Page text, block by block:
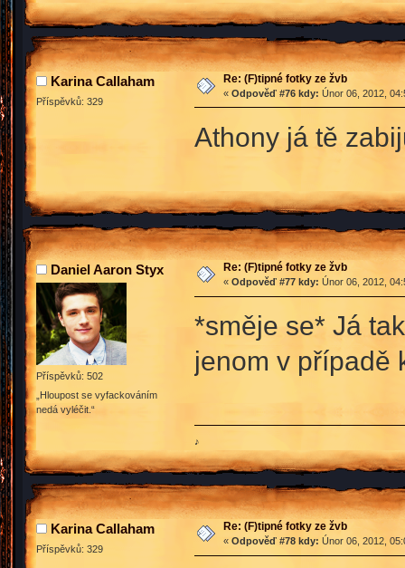
Karina Callaham
Příspěvků: 329
Re: (F)tipné fotky ze žvb
« Odpověď #76 kdy: Únor 06, 2012,
Athony já tě
Daniel Aaron Styx
Příspěvků: 502
„Hloupost se vyfackováním
nedá vyléčit.“
Re: (F)tipné fotky ze žvb
« Odpověď #77 kdy: Únor 06, 2012,
*směje se* Já
jenom v případě
♪
Karina Callaham
Příspěvků: 329
Re: (F)tipné fotky ze žvb
« Odpověď #78 kdy: Únor 06, 2012,